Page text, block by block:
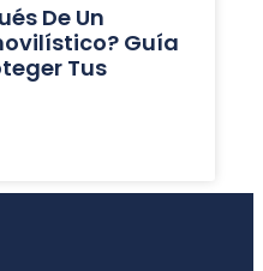
De Un
Guía
Tus